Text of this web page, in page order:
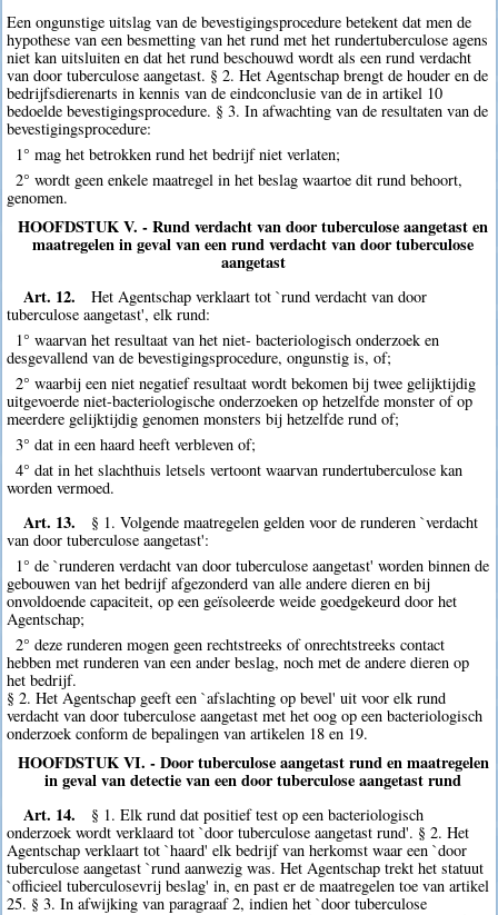
Een ongunstige uitslag van de bevestigingsprocedure betekent dat men de
hypothese van een besmetting van het rund met het rundertuberculose agens
niet kan uitsluiten en dat het rund beschouwd wordt als een rund verdacht
van door tuberculose aangetast. § 2. Het Agentschap brengt de houder en de
bedrijfsdierenarts in kennis van de eindconclusie van de in artikel 10
bedoelde bevestigingsprocedure. § 3. In afwachting van de resultaten van de
bevestigingsprocedure:
1° mag het betrokken rund het bedrijf niet verlaten;
2° wordt geen enkele maatregel in het beslag waartoe dit rund behoort,
genomen.
HOOFDSTUK V. - Rund verdacht van door tuberculose aangetast en
maatregelen in geval van een rund verdacht van door tuberculose
aangetast
Art. 12.
Het Agentschap verklaart tot `rund verdacht van door
tuberculose aangetast', elk rund:
1° waarvan het resultaat van het niet- bacteriologisch onderzoek en
desgevallend van de bevestigingsprocedure, ongunstig is, of;
2° waarbij een niet negatief resultaat wordt bekomen bij twee gelijktijdig
uitgevoerde niet-bacteriologische onderzoeken op hetzelfde monster of op
meerdere gelijktijdig genomen monsters bij hetzelfde rund of;
3° dat in een haard heeft verbleven of;
4° dat in het slachthuis letsels vertoont waarvan rundertuberculose kan
worden vermoed.
Art. 13.
§ 1. Volgende maatregelen gelden voor de runderen `verdacht
van door tuberculose aangetast':
1° de `runderen verdacht van door tuberculose aangetast' worden binnen de
gebouwen van het bedrijf afgezonderd van alle andere dieren en bij
onvoldoende capaciteit, op een geïsoleerde weide goedgekeurd door het
Agentschap;
2° deze runderen mogen geen rechtstreeks of onrechtstreeks contact
hebben met runderen van een ander beslag, noch met de andere dieren op
het bedrijf.
§ 2. Het Agentschap geeft een `afslachting op bevel' uit voor elk rund
verdacht van door tuberculose aangetast met het oog op een bacteriologisch
onderzoek conform de bepalingen van artikelen 18 en 19.
HOOFDSTUK VI. - Door tuberculose aangetast rund en maatregelen
in geval van detectie van een door tuberculose aangetast rund
Art. 14.
§ 1. Elk rund dat positief test op een bacteriologisch
onderzoek wordt verklaard tot `door tuberculose aangetast rund'. § 2. Het
Agentschap verklaart tot `haard' elk bedrijf van herkomst waar een `door
tuberculose aangetast `rund aanwezig was. Het Agentschap trekt het statuut
`officieel tuberculosevrij beslag' in, en past er de maatregelen toe van artikel
25. § 3. In afwijking van paragraaf 2, indien het `door tuberculose